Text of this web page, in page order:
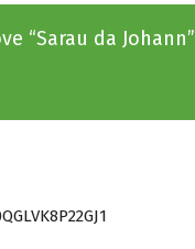
“Sarau da Johann”